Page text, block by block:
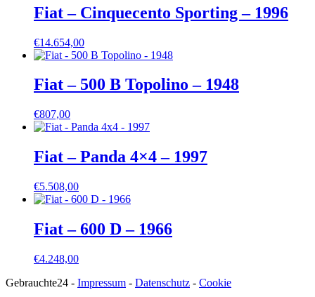
Fiat – Cinquecento Sporting – 1996
€14.654,00
Fiat – 500 B Topolino – 1948
€807,00
Fiat – Panda 4×4 – 1997
€5.508,00
Fiat – 600 D – 1966
€4.248,00
Gebrauchte24 - Impressum - Datenschutz - Cookie